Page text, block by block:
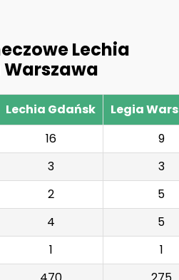
Lechia
Warszawa
Lechia Gdańsk
Legia
16
9
3
3
2
5
4
5
1
1